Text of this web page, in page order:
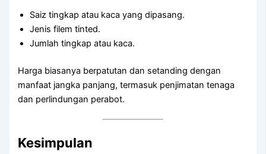
Saiz tingkap atau kaca yang dipasang.
Jenis filem tinted.
Jumlah tingkap atau kaca.
Harga biasanya berpatutan dan setanding dengan
manfaat jangka panjang, termasuk penjimatan tenaga
dan perlindungan perabot.
Kesimpulan